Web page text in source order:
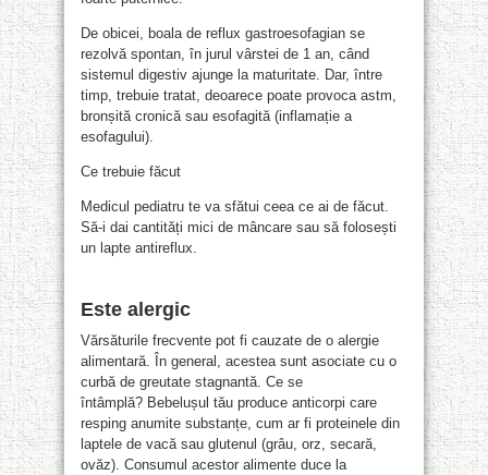
De obicei, boala de reflux gastroesofagian se
rezolvă spontan, în jurul vârstei de 1 an, când
sistemul digestiv ajunge la maturitate. Dar, între
timp, trebuie tratat, deoarece poate provoca astm,
bronșită cronică sau esofagită (inflamație a
esofagului).
Ce trebuie făcut
Medicul pediatru te va sfătui ceea ce ai de făcut.
Să-i dai cantități mici de mâncare sau să folosești
un lapte antireflux.
Este alergic
Vărsăturile frecvente pot fi cauzate de o alergie
alimentară. În general, acestea sunt asociate cu o
curbă de greutate stagnantă. Ce se
întâmplă? Bebelușul tău produce anticorpi care
resping anumite substanțe, cum ar fi proteinele din
laptele de vacă sau glutenul (grâu, orz, secară,
ovăz). Consumul acestor alimente duce la